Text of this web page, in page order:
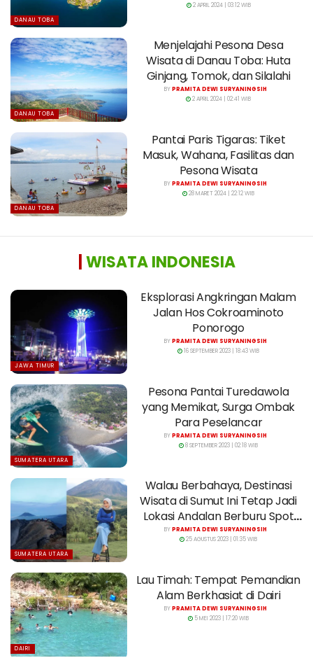
DANAU TOBA
2 APRIL 2024 | 03:12 WIB
DANAU TOBA
Menjelajahi Pesona Desa
Wisata di Danau Toba: Huta
Ginjang, Tomok, dan Silalahi
BYPRAMITA DEWI SURYANINGSIH
2 APRIL 2024 | 02:41 WIB
DANAU TOBA
Pantai Paris Tigaras: Tiket
Masuk, Wahana, Fasilitas dan
Pesona Wisata
BYPRAMITA DEWI SURYANINGSIH
28 MARET 2024 | 22:12 WIB
WISATA INDONESIA
JAWA TIMUR
Eksplorasi Angkringan Malam
Jalan Hos Cokroaminoto
Ponorogo
BYPRAMITA DEWI SURYANINGSIH
16 SEPTEMBER 2023 | 18:43 WIB
SUMATERA UTARA
Pesona Pantai Turedawola
yang Memikat, Surga Ombak
Para Peselancar
BYPRAMITA DEWI SURYANINGSIH
8 SEPTEMBER 2023 | 02:18 WIB
SUMATERA UTARA
Walau Berbahaya, Destinasi
Wisata di Sumut Ini Tetap Jadi
Lokasi Andalan Berburu Spot
Foto
BYPRAMITA DEWI SURYANINGSIH
25 AGUSTUS 2023 | 01:35 WIB
DAIRI
Lau Timah: Tempat Pemandian
Alam Berkhasiat di Dairi
BYPRAMITA DEWI SURYANINGSIH
5 MEI 2023 | 17:20 WIB